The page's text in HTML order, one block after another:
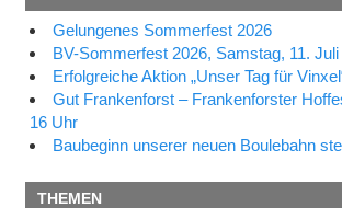
Gelungenes Sommerfest 2026
BV-Sommerfest 2026, Samstag, 11. Juli
Erfolgreiche Aktion „Unser Tag für
Gut Frankenforst – Frankenforster
16 Uhr
Baubeginn unserer neuen Boulebahn
THEMEN